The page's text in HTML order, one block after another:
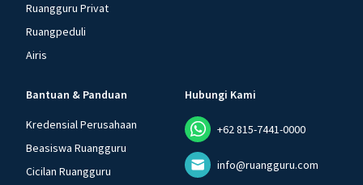
Ruangguru Privat
Ruangpeduli
Airis
Bantuan & Panduan
Kredensial Perusahaan
Beasiswa Ruangguru
Cicilan Ruangguru
Hubungi Kami
+62 815-7441-0000
info@ruangguru.com